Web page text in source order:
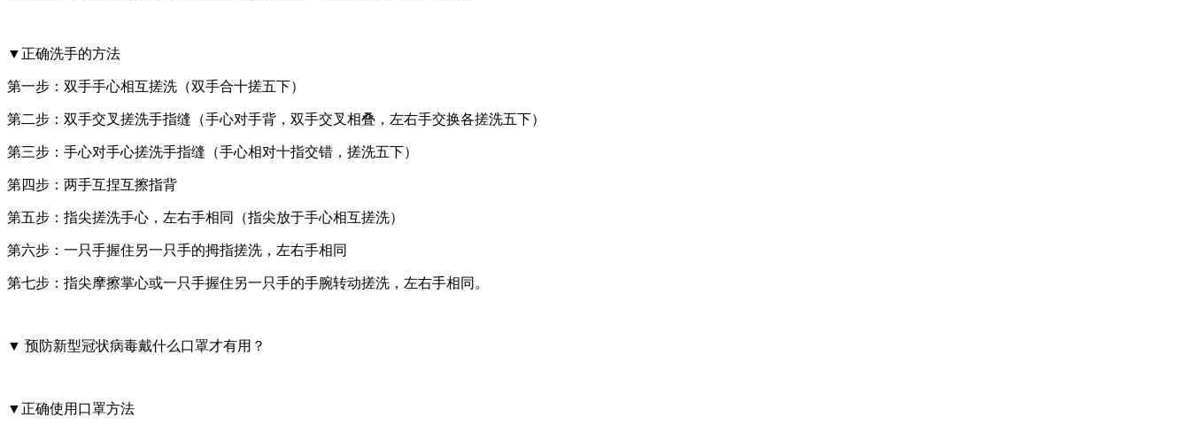
▼正确洗手的方法
第一步：双手手心相互搓洗（双手合十搓五下）
第二步：双手交叉搓洗手指缝（手心对手背，双手交叉相叠，左右手交换各搓洗五下）
第三步：手心对手心搓洗手指缝（手心相对十指交错，搓洗五下）
第四步：两手互捏互擦指背
第五步：指尖搓洗手心，左右手相同（指尖放于手心相互搓洗）
第六步：一只手握住另一只手的拇指搓洗，左右手相同
第七步：指尖摩擦掌心或一只手握住另一只手的手腕转动搓洗，左右手相同。
▼ 预防新型冠状病毒戴什么口罩才有用？
▼正确使用口罩方法